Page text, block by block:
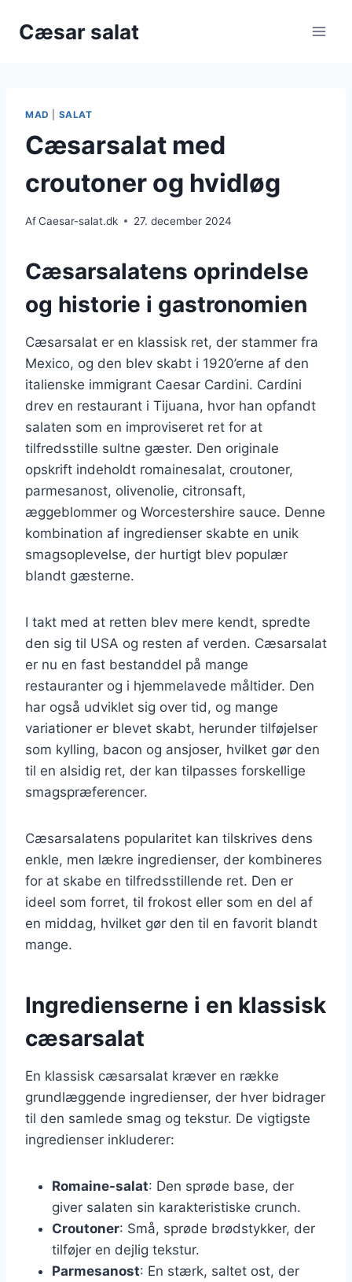
Cæsar salat
MAD SALAT
Cæsarsalat med
croutoner og hvidløg
AfCaesar-salat.dk 27. december 2024
Cæsarsalatens oprindelse
og historie i gastronomien
Cæsarsalat er en klassisk ret, der stammer fra
Mexico, og den blev skabt i 1920’erne af den
italienske immigrant Caesar Cardini. Cardini
drev en restaurant i Tijuana, hvor han opfandt
salaten som en improviseret ret for at
tilfredsstille sultne gæster. Den originale
opskrift indeholdt romainesalat, croutoner,
parmesanost, olivenolie, citronsaft,
æggeblommer og Worcestershire sauce. Denne
kombination af ingredienser skabte en unik
smagsoplevelse, der hurtigt blev populær
blandt gæsterne.
I takt med at retten blev mere kendt, spredte
den sig til USA og resten af verden. Cæsarsalat
er nu en fast bestanddel på mange
restauranter og i hjemmelavede måltider. Den
har også udviklet sig over tid, og mange
variationer er blevet skabt, herunder tilføjelser
som kylling, bacon og ansjoser, hvilket gør den
til en alsidig ret, der kan tilpasses forskellige
smagspræferencer.
Cæsarsalatens popularitet kan tilskrives dens
enkle, men lækre ingredienser, der kombineres
for at skabe en tilfredsstillende ret. Den er
ideel som forret, til frokost eller som en del af
en middag, hvilket gør den til en favorit blandt
mange.
Ingredienserne i en klassisk
cæsarsalat
En klassisk cæsarsalat kræver en række
grundlæggende ingredienser, der hver bidrager
til den samlede smag og tekstur. De vigtigste
ingredienser inkluderer:
Romaine-salat: Den sprøde base, der
giver salaten sin karakteristiske crunch.
Croutoner: Små, sprøde brødstykker, der
tilføjer en dejlig tekstur.
Parmesanost: En stærk, saltet ost, der